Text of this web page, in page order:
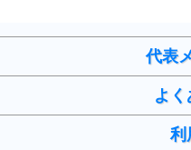
代表
よく
利